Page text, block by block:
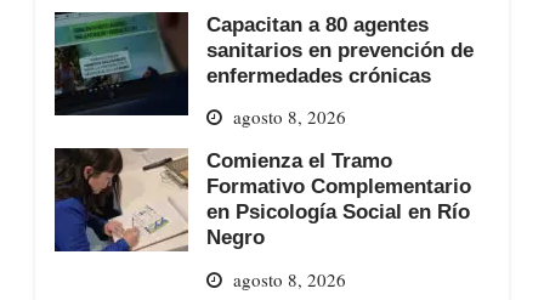
Capacitan a 80 agentes
sanitarios en prevención de
enfermedades crónicas
agosto 8, 2026
Comienza el Tramo
Formativo Complementario
en Psicología Social en Río
Negro
agosto 8, 2026